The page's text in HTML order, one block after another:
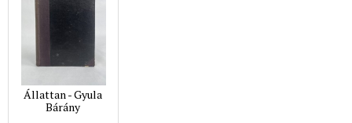
Állattan - Gyula
Bárány